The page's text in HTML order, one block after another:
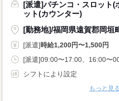
[派遣]パチンコ・スロット(
ット(カウンター)
[勤務地]/福岡県遠賀郡岡垣
[派遣]時給1,200円〜1,500円
[派遣]09:00〜17:00、16:00〜
シフトにより設定
もっと見